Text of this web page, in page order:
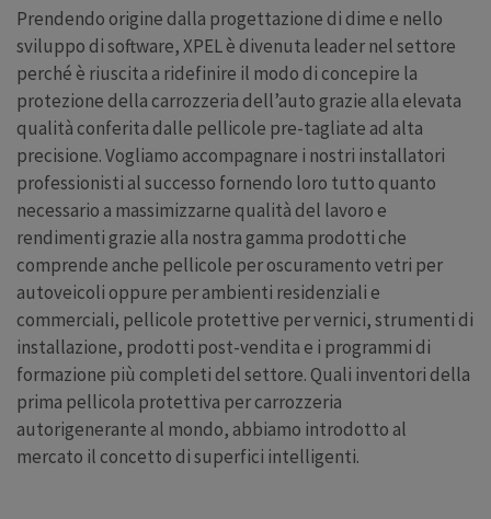
Prendendo origine dalla progettazione di dime e nello
sviluppo di software, XPEL è divenuta leader nel settore
perché è riuscita a ridefinire il modo di concepire la
protezione della carrozzeria dell’auto grazie alla elevata
qualità conferita dalle pellicole pre-tagliate ad alta
precisione. Vogliamo accompagnare i nostri installatori
professionisti al successo fornendo loro tutto quanto
necessario a massimizzarne qualità del lavoro e
rendimenti grazie alla nostra gamma prodotti che
comprende anche pellicole per oscuramento vetri per
autoveicoli oppure per ambienti residenziali e
commerciali, pellicole protettive per vernici, strumenti di
installazione, prodotti post-vendita e i programmi di
formazione più completi del settore. Quali inventori della
prima pellicola protettiva per carrozzeria
autorigenerante al mondo, abbiamo introdotto al
mercato il concetto di superfici intelligenti.